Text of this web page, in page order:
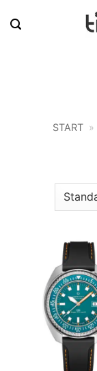
Inhalt
START »